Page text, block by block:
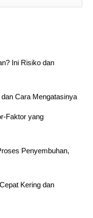
Ini Risiko dan
Cara Mengatasinya
Faktor yang
Penyembuhan,
Kering dan